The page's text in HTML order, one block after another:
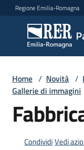
Vai al contenuto
Vai alla navigazione
Vai al footer
Regione Emilia-Romagna
Argomenti
Home / Novità /
Gallerie di immagini
CondividiVedi